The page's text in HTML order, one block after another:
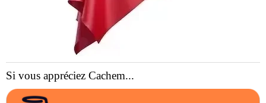
Si vous appréciez Cachem...